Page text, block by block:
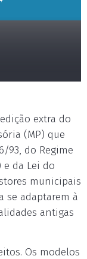
extra do
(MP) que
93, do Regime
e da Lei do
municipais
se adaptarem à
antigas
Os modelos